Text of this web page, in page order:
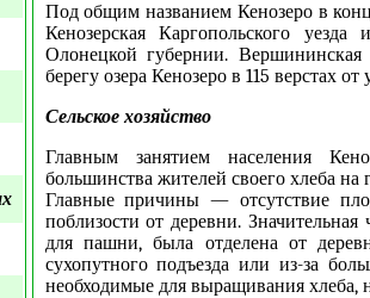
Под общим названием Кенозеро в
Кенозерская Каргопольского
Олонецкой губернии. Вершининская
берегу озера Кенозеро в 115 верстах
Сельское хозяйство
Главным занятием населения
большинства жителей своего хлеба на
Главные причины — отсутствие
поблизости от деревни.
для пашни, была отделена от
сухопутного подъезда или из-за
необходимые для выращивания хлеба,